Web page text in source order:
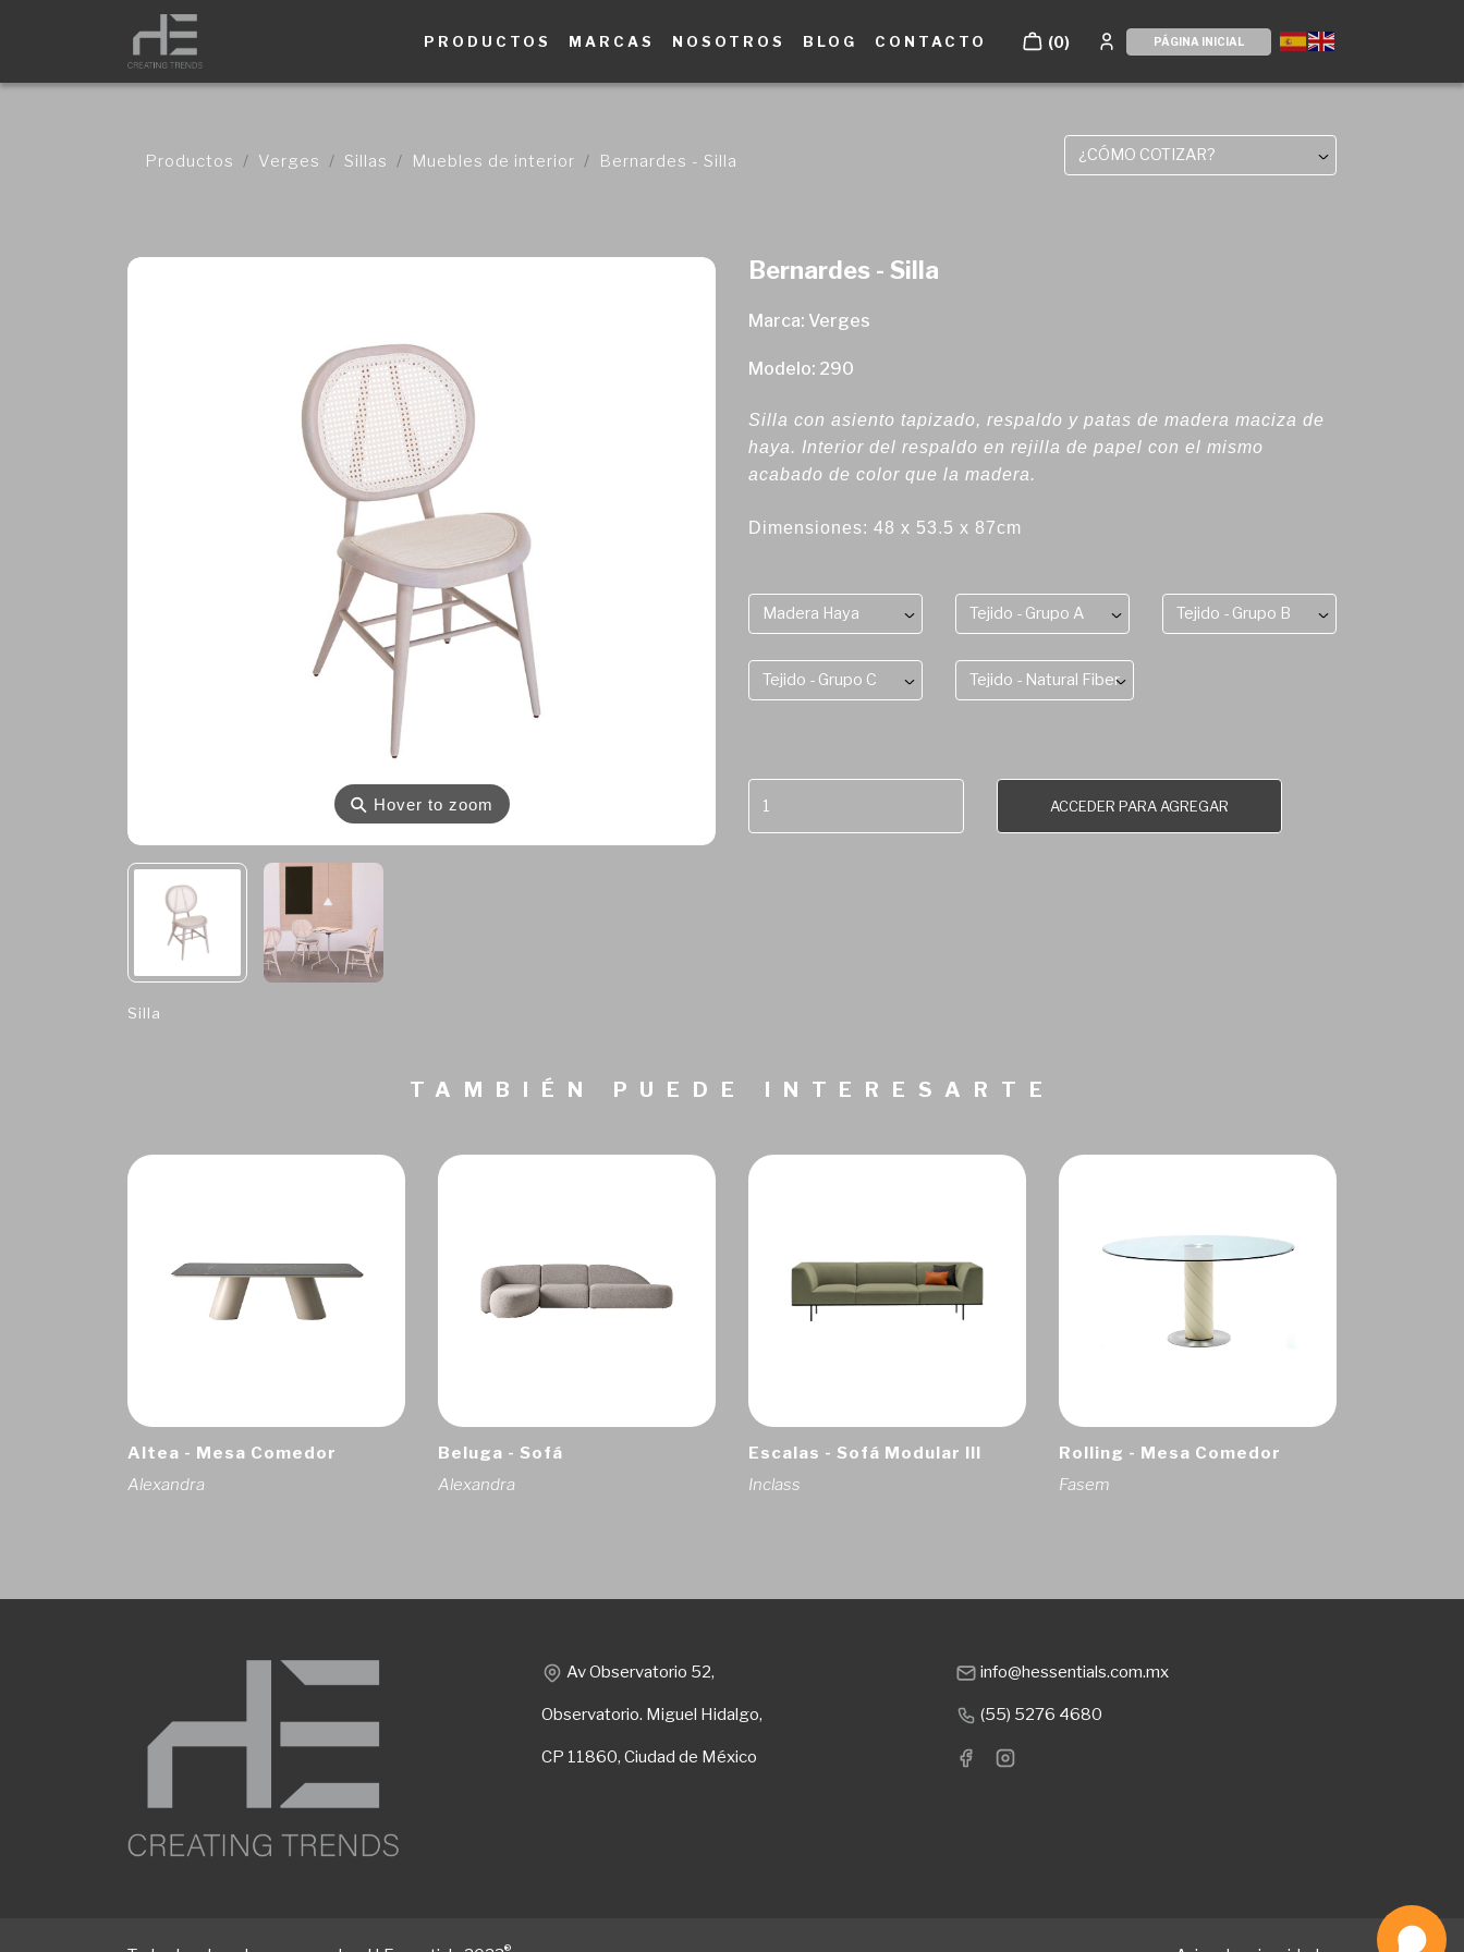
PRODUCTOS MARCAS NOSOTROS BLOG CONTACTO (0) PÁGINA INICIAL
Productos Verges Sillas Muebles de interior Bernardes - Silla ¿CÓMO COTIZAR?
⚲ Hover to zoom
Silla
Bernardes - Silla
Marca: Verges
Modelo: 290
Silla con asiento tapizado, respaldo y patas de madera maciza de
haya. Interior del respaldo en rejilla de papel con el mismo
acabado de color que la madera.
Dimensiones: 48 x 53.5 x 87cm
Madera Haya Tejido - Grupo A Tejido - Grupo B
Tejido - Grupo C Tejido - Natural Fiber
ACCEDER PARA AGREGAR
TAMBIÉN PUEDE INTERESARTE
Altea - Mesa Comedor
Alexandra
Beluga - Sofá
Alexandra
Escalas - Sofá Modular III
Inclass
Rolling - Mesa Comedor
Fasem
Av Observatorio 52,
Observatorio. Miguel Hidalgo,
CP 11860, Ciudad de México
info@hessentials.com.mx
(55) 5276 4680